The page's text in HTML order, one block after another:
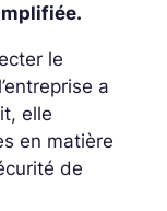
le
a
elle
en matière
de